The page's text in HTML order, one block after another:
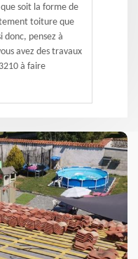
soit la forme de
toiture que
donc, pensez à
avez des travaux
à faire